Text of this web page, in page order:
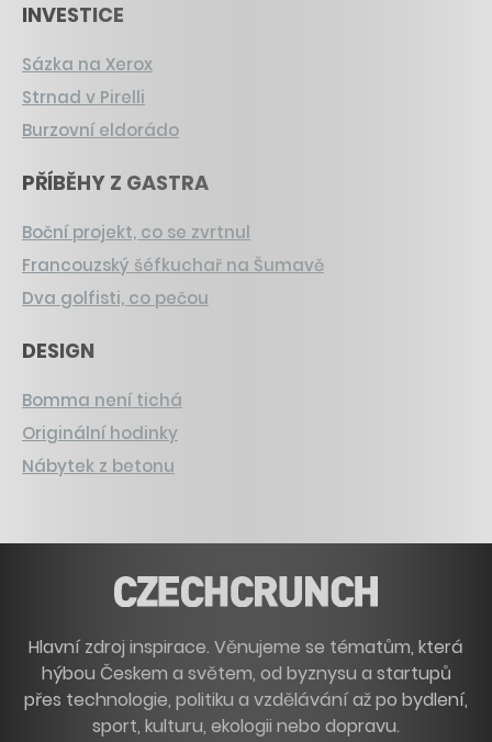
INVESTICE
Sázka na Xerox
Strnad v Pirelli
Burzovní eldorádo
PŘÍBĚHY Z GASTRA
Boční projekt, co se zvrtnul
Francouzský šéfkuchař na Šumavě
Dva golfisti, co pečou
DESIGN
Bomma není tichá
Originální hodinky
Nábytek z betonu
Hlavní zdroj inspirace. Věnujeme se tématům, která
hýbou Českem a světem, od byznysu a startupů
přes technologie, politiku a vzdělávání až po bydlení,
sport, kulturu, ekologii nebo dopravu.